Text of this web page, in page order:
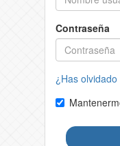
Contraseña
¿Has